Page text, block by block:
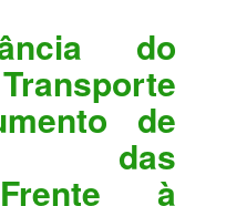
do
de
das
à